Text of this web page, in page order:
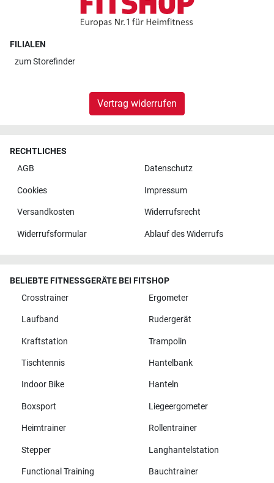
FILIALEN
zumStorefinder
Vertrag widerrufen
RECHTLICHES
AGB
Datenschutz
Cookies Impressum
Versandkosten Widerrufsrecht
Widerrufsformular Ablauf des Widerrufs
BELIEBTE FITNESSGERÄTE BEI FITSHOP
Crosstrainer
Ergometer
Laufband Rudergerät
Kraftstation Trampolin
Tischtennis Hantelbank
Indoor Bike Hanteln
Boxsport Liegeergometer
Heimtrainer Rollentrainer
Stepper Langhantelstation
Functional Training Bauchtrainer